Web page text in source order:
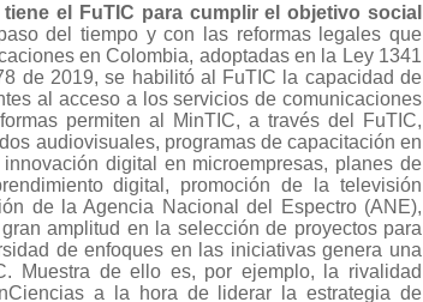
el FuTIC para cumplir el objetivo social
del tiempo y con las reformas legales que
en Colombia, adoptadas en la Ley 1341
de 2019, se habilitó al FuTIC la capacidad de
al acceso a los servicios de comunicaciones
permiten al MinTIC, a través del FuTIC,
audiovisuales, programas de capacitación en
digital en microempresas, planes de
digital, promoción de la televisión
de la Agencia Nacional del Espectro (ANE),
amplitud en la selección de proyectos para
de enfoques en las iniciativas genera una
Muestra de ello es, por ejemplo, la rivalidad
a la hora de liderar la estrategia de